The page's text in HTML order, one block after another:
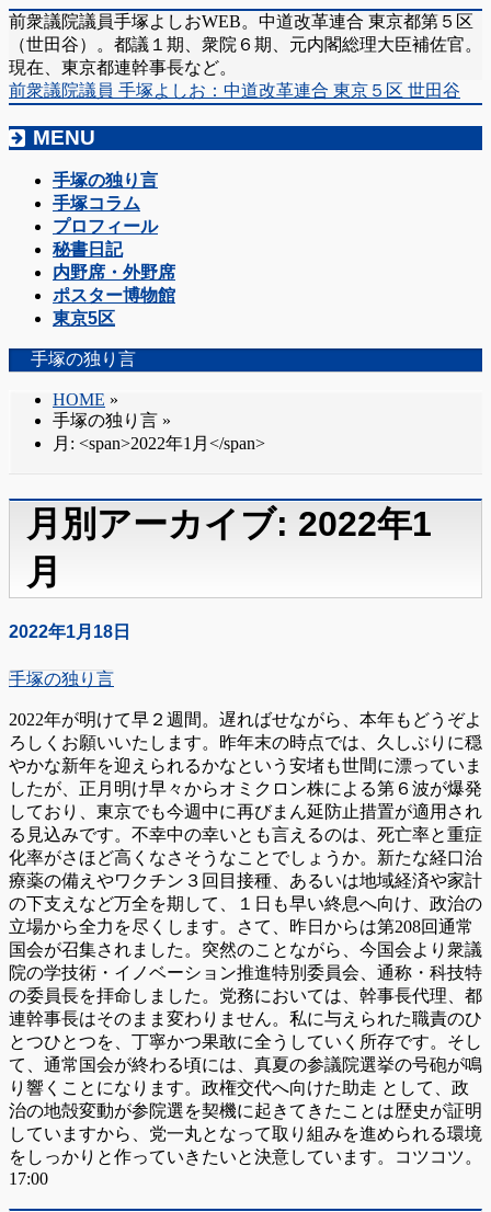
前衆議院議員手塚よしおWEB。中道改革連合 東京都第５区
（世田谷）。都議１期、衆院６期、元内閣総理大臣補佐官。
現在、東京都連幹事長など。
前衆議院議員 手塚よしお：中道改革連合 東京５区 世田谷
MENU
手塚の独り言
手塚コラム
プロフィール
秘書日記
内野席・外野席
ポスター博物館
東京5区
手塚の独り言
HOME »
手塚の独り言 »
月: <span>2022年1月</span>
月別アーカイブ: 2022年1
月
2022年1月18日
手塚の独り言
2022年が明けて早２週間。遅ればせながら、本年もどうぞよ
ろしくお願いいたします。昨年末の時点では、久しぶりに穏
やかな新年を迎えられるかなという安堵も世間に漂っていま
したが、正月明け早々からオミクロン株による第６波が爆発
しており、東京でも今週中に再びまん延防止措置が適用され
る見込みです。不幸中の幸いとも言えるのは、死亡率と重症
化率がさほど高くなさそうなことでしょうか。新たな経口治
療薬の備えやワクチン３回目接種、あるいは地域経済や家計
の下支えなど万全を期して、１日も早い終息へ向け、政治の
立場から全力を尽くします。さて、昨日からは第208回通常
国会が召集されました。突然のことながら、今国会より衆議
院の学技術・イノベーション推進特別委員会、通称・科技特
の委員長を拝命しました。党務においては、幹事長代理、都
連幹事長はそのまま変わりません。私に与えられた職責のひ
とつひとつを、丁寧かつ果敢に全うしていく所存です。そし
て、通常国会が終わる頃には、真夏の参議院選挙の号砲が鳴
り響くことになります。政権交代へ向けた助走 として、政
治の地殻変動が参院選を契機に起きてきたことは歴史が証明
していますから、党一丸となって取り組みを進められる環境
をしっかりと作っていきたいと決意しています。コツコツ。
17:00